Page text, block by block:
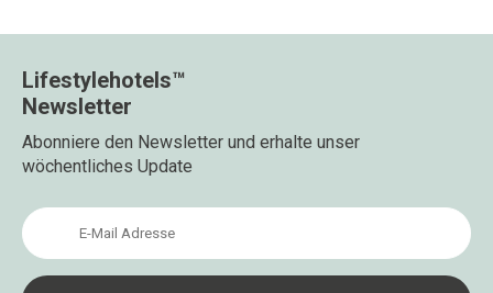
Lifestylehotels™
Newsletter
Abonniere den Newsletter und erhalte unser
wöchentliches Update